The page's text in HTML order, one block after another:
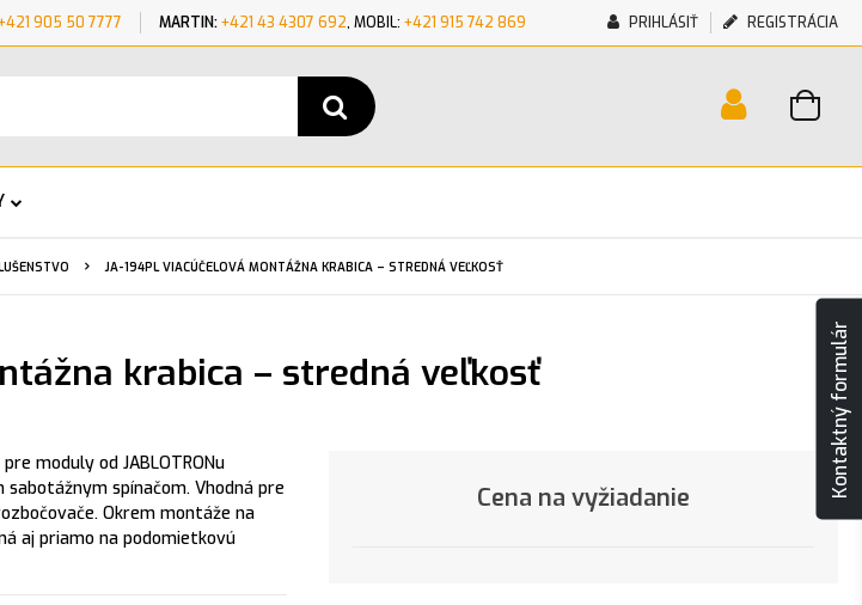
905 50 7777 MARTIN:+421 43 4307 692, MOBIL: +421 915 742 869 PRIHLÁSIŤ REGISTRÁCIA
JA-194PL VIACÚČELOVÁ MONTÁŽNA KRABICA – STREDNÁ VEĽKOSŤ
krabica – stredná veľkosť
Cena na vyžiadanie
moduly od JABLOTRONu
spínačom. Vhodná pre
Okrem montáže na
aj priamo na podomietkovú
Kontaktný formulár